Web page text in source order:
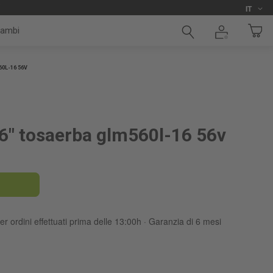
Lingua
IT
16 56V
tosaerba glm560l-16 56v
ordini effettuati prima delle 13:00h · Garanzia di 6 mesi